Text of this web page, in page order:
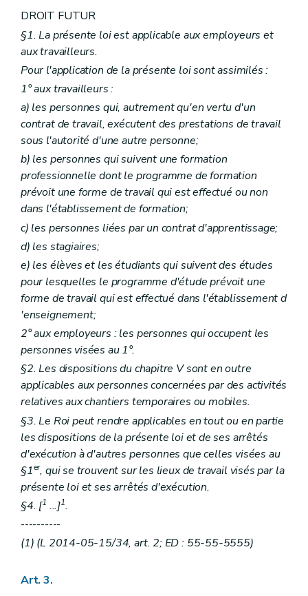
Art. 32
Art. 32
noniesdecies
Art. 32 vicies
Chapitre VI
Section 1 Dispositions générales.
Art. 33
Section 2 Dispositions spécifiques concernant le Service interne de Prévention et de Protection au travail.
Art. 34
Art. 35
Art. 36
Art. 37
Art. 38
Art. 39
Section 3
Dispositions spécifiques concernant les Services externes de Prévention et de Protection au travail et leurs sections chargées de la surveillance médicale des travailleurs ainsi que les Services externes pour les contrôles techniques sur le lieu de travail.
Art. 40
Section 4 Coordination dans le cadre des Services de Prévention et de Protection au travail.
Art. 41
Section 5
Dispositions communes.
Art. 42
Art. 43
Chapitre VII Le Conseil supérieur pour la Prévention et la Protection au travail.
Art. 44
Art. 45
Art. 46
Art. 47
Art. 47 bis
Chapitre VIII Le Comité pour la Prévention et la Protection au travail.
Section 1 Champ d'application.
Art. 48
Section 2
Constitution.
Art. 49
Art. 50
Art. 51
Art. 51
bis
Art. 52
Art. 53
Art. 53bis
Art. 54
Art. 55
Section 3
Art. 56
DROIT FUTUR
§1. La présente loi est applicable aux employeurs et
aux travailleurs.
Pour l'application de la présente loi sont assimilés :
1° aux travailleurs :
a) les personnes qui, autrement qu'en vertu d'un
contrat de travail, exécutent des prestations de travail
sous l'autorité d'une autre personne;
b) les personnes qui suivent une formation
professionnelle dont le programme de formation
prévoit une forme de travail qui est effectué ou non
dans l'établissement de formation;
c) les personnes liées par un contrat d'apprentissage;
d) les stagiaires;
e) les élèves et les étudiants qui suivent des études
pour lesquelles le programme d'étude prévoit une
forme de travail qui est effectué dans l'établissement d
'enseignement;
2° aux employeurs : les personnes qui occupent les
personnes visées au 1°.
§2. Les dispositions du chapitre V sont en outre
applicables aux personnes concernées par des activités
relatives aux chantiers temporaires ou mobiles.
§3. Le Roi peut rendre applicables en tout ou en partie
les dispositions de la présente loi et de ses arrêtés
d'exécution à d'autres personnes que celles visées au
§1er, qui se trouvent sur les lieux de travail visés par la
présente loi et ses arrêtés d'exécution.
§4. [1 ...]1.
----------
(1) (L 2014-05-15/34, art. 2; ED : 55-55-5555)
Art. 3.